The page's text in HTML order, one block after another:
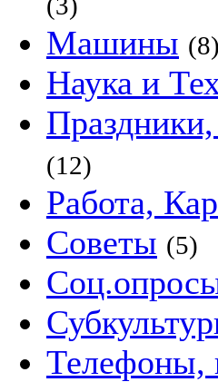
Машины (8)
Наука и
(12)
Работа,
Советы (5)
Телефоны,